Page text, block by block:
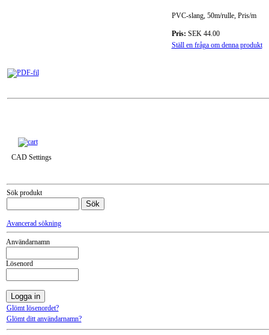
PVC-slang, 50m/rulle, Pris/m
Pris: SEK 44.00
Ställ en fråga om denna produkt
CAD Settings
Sök produkt
Avancerad sökning
Användarnamn
Lösenord
Glömt lösenordet?
Glömt ditt användarnamn?